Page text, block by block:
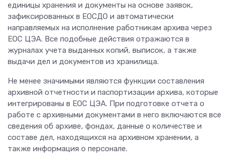
единицы хранения и документы на основе заявок,
зафиксированных в ЕОСДО и автоматически
направляемых на исполнение работникам архива через
ЕОС ЦЭА. Все подобные действия отражаются в
журналах учета выданных копий, выписок, а также
выдачи дел и документов из хранилища.
Не менее значимыми являются функции составления
архивной отчетности и паспортизации архива, которые
интегрированы в ЕОС ЦЭА. При подготовке отчета о
работе с архивными документами в него включаются все
сведения об архиве, фондах, данные о количестве и
составе дел, находящихся на архивном хранении, а
также информация о персонале.